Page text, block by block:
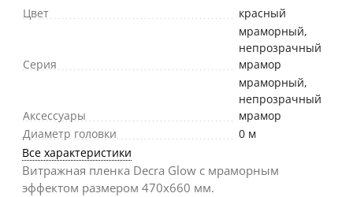
Цвет красный
Серия
мраморный,
непрозрачный
мрамор
Аксессуары
мраморный,
непрозрачный
мрамор
Диаметр головки
0 м
Все характеристики
Витражная пленка Decra Glow с мраморным
эффектом размером 470х660 мм.